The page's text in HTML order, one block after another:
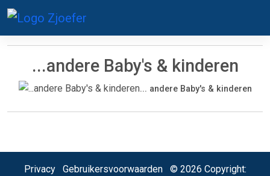
...andere Baby's & kinderen
... andere Baby's & kinderen
Privacy Gebruikersvoorwaarden© 2026 Copyright: